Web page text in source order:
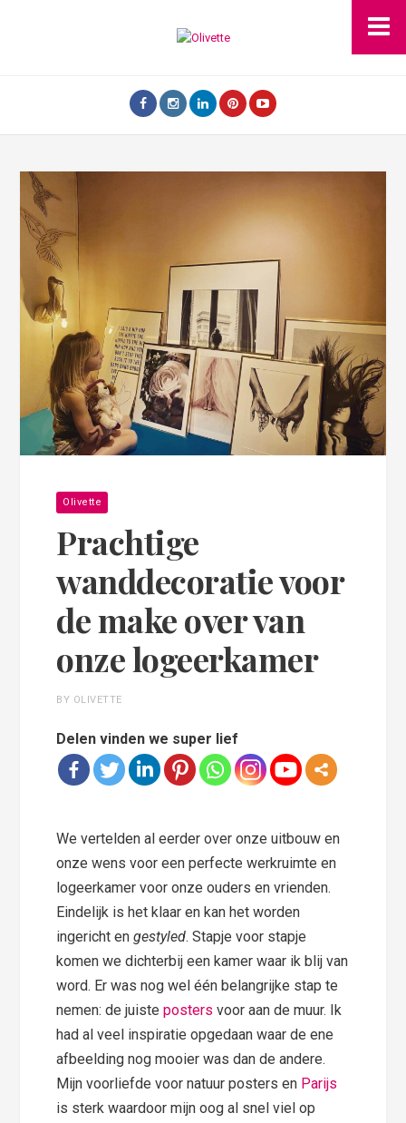
Olivette
Prachtige
wanddecoratie voor
de make over van
onze logeerkamer
BY OLIVETTE
Delen vinden we super lief
We vertelden al eerder over onze uitbouw en
onze wens voor een perfecte werkruimte en
logeerkamer voor onze ouders en vrienden.
Eindelijk is het klaar en kan het worden
ingericht engestyled. Stapje voor stapje
komen we dichterbij een kamer waar ik blij van
word. Er was nog wel één belangrijke stap te
nemen: de juisteposters voor aan de muur. Ik
had al veel inspiratie opgedaan waar de ene
afbeelding nog mooier was dan de andere.
Mijn voorliefde voor natuur posters en Parijs
is sterk waardoor mijn oog al snel viel op